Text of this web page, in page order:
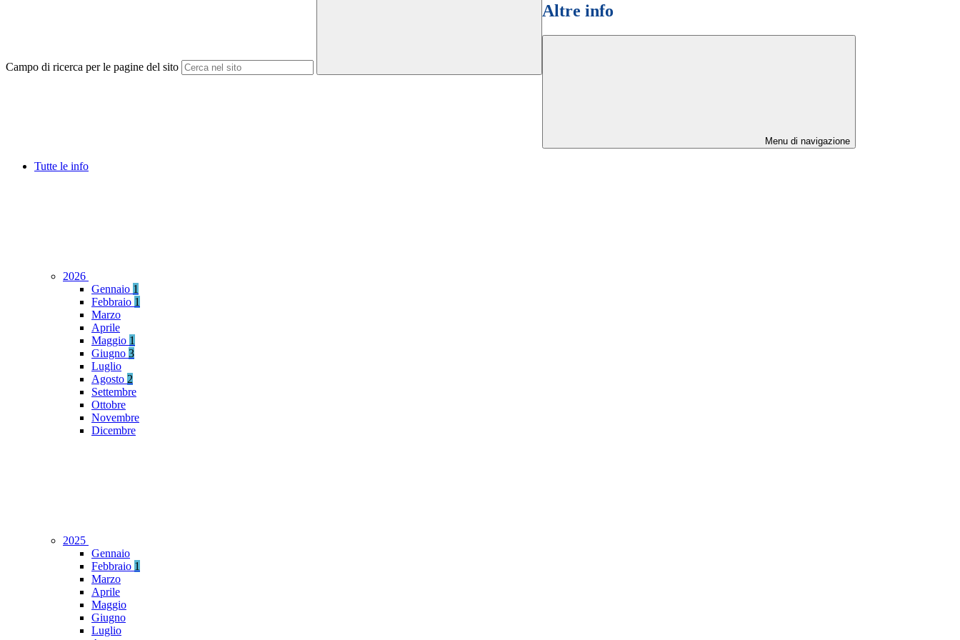
Campo di ricerca per le pagine del sito
Altre info
Menu di navigazione
Tutte le info
2026
Gennaio 1
Febbraio 1
Marzo
Aprile
Maggio 1
Giugno 3
Luglio
Agosto 2
Settembre
Ottobre
Novembre
Dicembre
2025
Gennaio
Febbraio 1
Marzo
Aprile
Maggio
Giugno
Luglio